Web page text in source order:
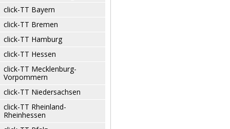
click-TT Bayern
click-TT Bremen
click-TT Hamburg
click-TT Hessen
click-TT Mecklenburg-
Vorpommern
click-TT Niedersachsen
click-TT Rheinland-
Rheinhessen